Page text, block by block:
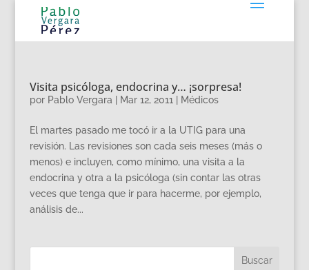
Visita psicóloga, endocrina y… ¡sorpresa!
por Pablo Vergara Mar 12, 2011 Médicos
El martes pasado me tocó ir a la UTIG para una
revisión. Las revisiones son cada seis meses (más o
menos) e incluyen, como mínimo, una visita a la
endocrina y otra a la psicóloga (sin contar las otras
veces que tenga que ir para hacerme, por ejemplo,
análisis de...